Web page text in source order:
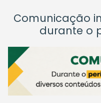
Comunicação
durante o